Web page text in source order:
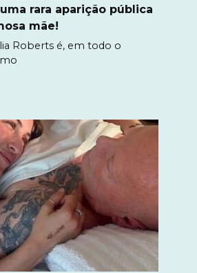
rara aparição pública
mãe!
Roberts é, em todo o